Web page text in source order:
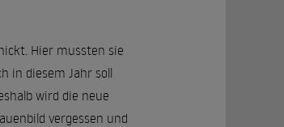
Hier mussten sie
in diesem Jahr soll
wird die neue
vergessen und